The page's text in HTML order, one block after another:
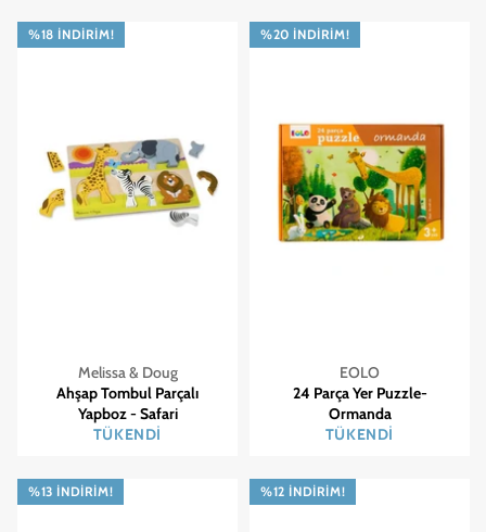
Melissa & Doug
Ahşap Tombul Parçalı
Yapboz - Safari
TÜKENDI
%18 İNDIRIM!
EOLO
24 Parça Yer Puzzle-
Ormanda
TÜKENDI
%20 İNDIRIM!
%13 İNDIRIM! %12 İNDIRIM!